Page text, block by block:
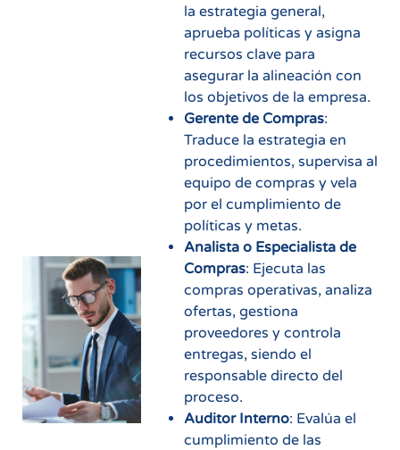
la estrategia general,
aprueba políticas y asigna
recursos clave para
asegurar la alineación con
los objetivos de la empresa.
Gerente de Compras:
Traduce la estrategia en
procedimientos, supervisa al
equipo de compras y vela
por el cumplimiento de
políticas y metas.
Analista o Especialista de
Compras: Ejecuta las
compras operativas, analiza
ofertas, gestiona
proveedores y controla
entregas, siendo el
responsable directo del
proceso.
Auditor Interno: Evalúa el
cumplimiento de las